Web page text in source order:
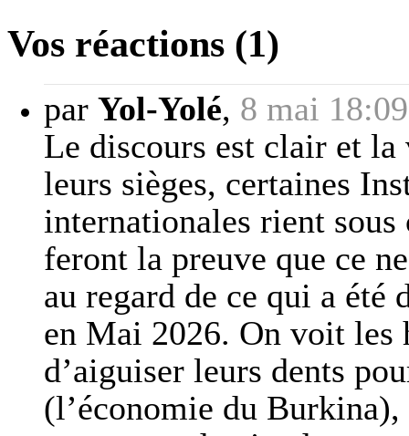
Vos réactions (1)
par Yol-Yolé, 8 mai 18:09
Le discours est clair et
leurs sièges, certaines
internationales rient sous
feront la preuve que ce
au regard de ce qui a
en Mai 2026. On voit les
d’aiguiser leurs dents
(l’économie du Burkina),